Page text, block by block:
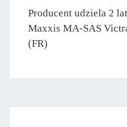
Producent udziela 2
Maxxis MA-SAS
(FR)